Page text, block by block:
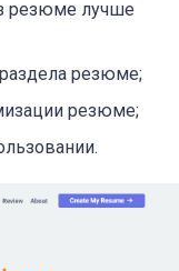
резюме лучше
резюме;
резюме;